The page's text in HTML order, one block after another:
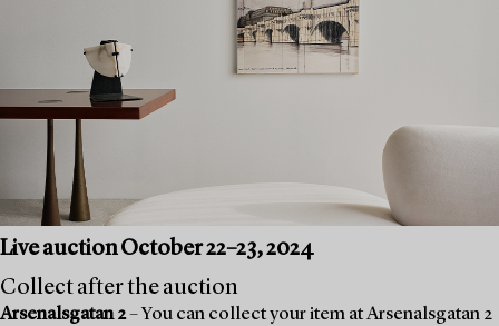
Live auction October 22–23, 2024
Collect after the auction
Arsenalsgatan 2– You can collect your item at Arsenalsgatan 2